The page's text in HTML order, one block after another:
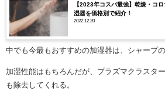
【2023年コスパ最強】乾燥・コ
湿器を価格別で紹介！
2022.12.20
中でも今最もおすすめの加湿器は、シャープの
加湿性能はもちろんだが、プラズマクラスタ
も除去してくれる。